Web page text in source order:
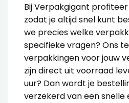
Bij Verpakgigant
zodat je altijd snel kunt
we precies welke
specifieke vragen? Ons
verpakkingen voor jouw
zijn direct uit voorraad
uur? Dan wordt je
verzekerd van een snelle